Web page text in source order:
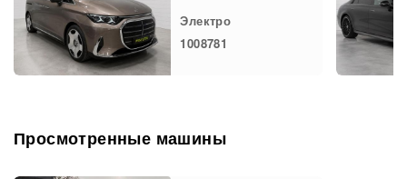
Электро
1008781
Просмотренные машины